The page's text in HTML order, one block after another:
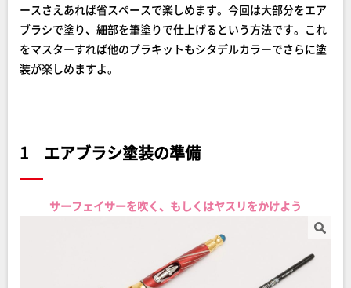
ースさえあれば省スペースで楽しめます。今回は大部分をエア
ブラシで塗り、細部を筆塗りで仕上げるという方法です。これ
をマスターすれば他のプラキットもシタデルカラーでさらに塗
装が楽しめますよ。
1 エアブラシ塗装の準備
サーフェイサーを吹く、もしくはヤスリをかけよう